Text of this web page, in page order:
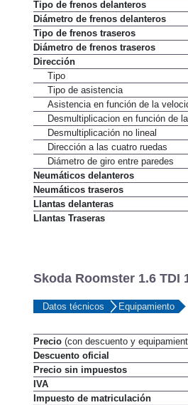
Tipo de frenos delanteros
Diámetro de frenos delanteros
Tipo de frenos traseros
Diámetro de frenos traseros
Dirección
Tipo
Tipo de asistencia
Asistencia en función de la
Desmultiplicacion en función de
Desmultiplicación no lineal
Dirección a las cuatro ruedas
Diámetro de giro entre paredes
Neumáticos delanteros
Neumáticos traseros
Llantas delanteras
Llantas Traseras
Skoda Roomster 1.6 TDI
Datos técnicos Equipamiento
Precio (con descuento y
Descuento oficial
Precio sin impuestos
IVA
Impuesto de matriculación